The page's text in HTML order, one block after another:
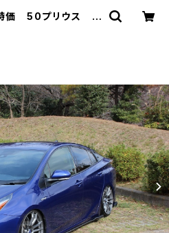
価 50プリウス 3